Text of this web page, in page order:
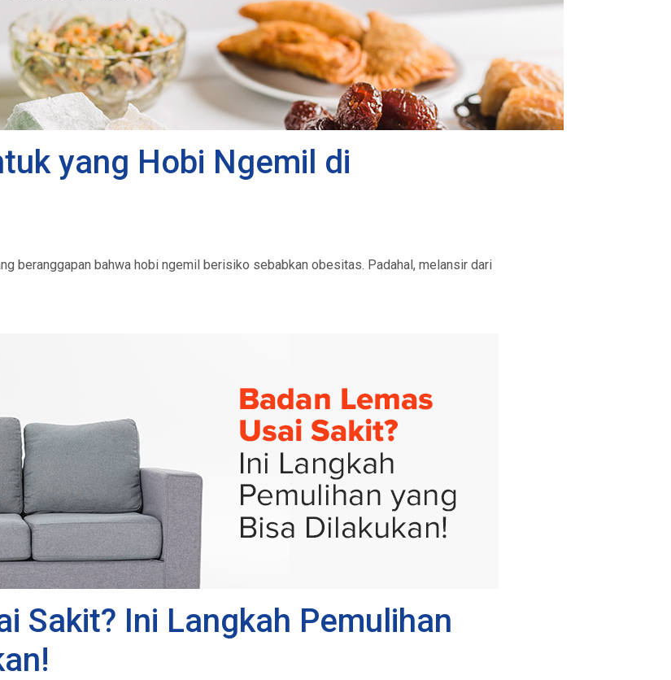
yang Hobi Ngemil di
beranggapan bahwa hobi ngemil berisiko sebabkan obesitas. Padahal, melansir dari
Sakit? Ini Langkah Pemulihan